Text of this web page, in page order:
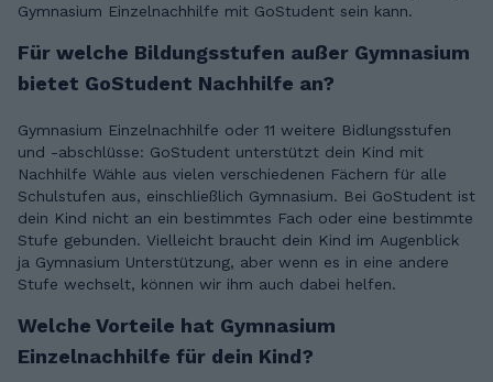
Gymnasium Einzelnachhilfe mit GoStudent sein kann.
Für welche Bildungsstufen außer Gymnasium
bietet GoStudent Nachhilfe an?
Gymnasium Einzelnachhilfe oder 11 weitere Bidlungsstufen
und -abschlüsse: GoStudent unterstützt dein Kind mit
Nachhilfe Wähle aus vielen verschiedenen Fächern für alle
Schulstufen aus, einschließlich Gymnasium. Bei GoStudent ist
dein Kind nicht an ein bestimmtes Fach oder eine bestimmte
Stufe gebunden. Vielleicht braucht dein Kind im Augenblick
ja Gymnasium Unterstützung, aber wenn es in eine andere
Stufe wechselt, können wir ihm auch dabei helfen.
Welche Vorteile hat Gymnasium
Einzelnachhilfe für dein Kind?